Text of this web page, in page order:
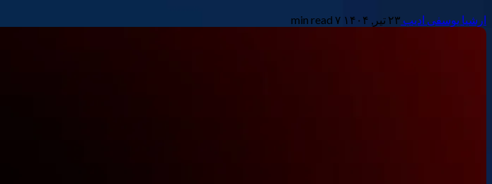
ارشیا یوسفی ادیب ۲۳ تیر, ۱۴۰۴ ۷ min read